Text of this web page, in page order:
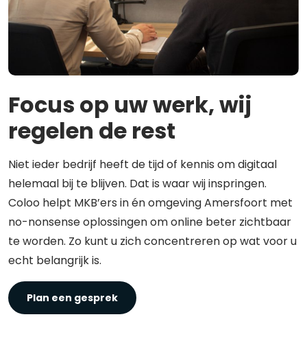
Focus op uw werk, wij
regelen de rest
Niet ieder bedrijf heeft de tijd of kennis om digitaal
helemaal bij te blijven. Dat is waar wij inspringen.
Coloo helpt MKB’ers in én omgeving Amersfoort met
no-nonsense oplossingen om online beter zichtbaar
te worden. Zo kunt u zich concentreren op wat voor u
echt belangrijk is.
Plan een gesprek